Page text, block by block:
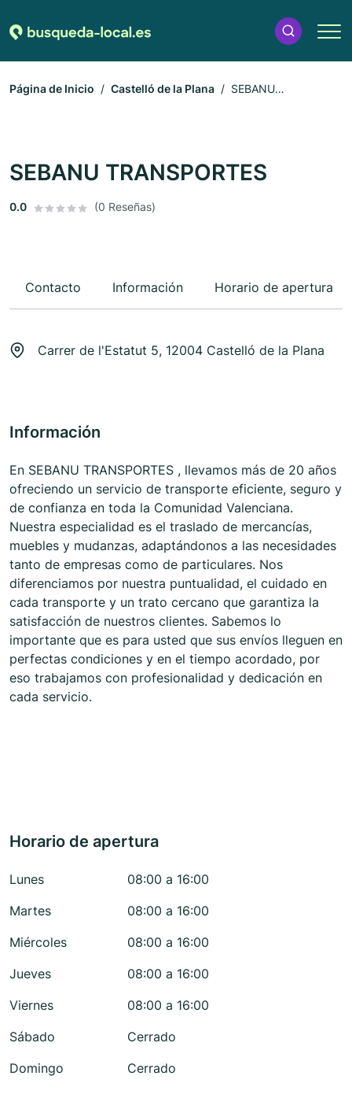
Página de Inicio Castelló de la Plana
SEBANU
SEBANU TRANSPORTES
0.0 (0 Reseñas)
Contacto Información Horario de apertura
Carrer de l'Estatut 5, 12004 Castelló de la Plana
Información
En SEBANU TRANSPORTES , llevamos más de 20 años
ofreciendo un servicio de transporte eficiente, seguro y
de confianza en toda la Comunidad Valenciana.
Nuestra especialidad es el traslado de mercancías,
muebles y mudanzas, adaptándonos a las necesidades
tanto de empresas como de particulares. Nos
diferenciamos por nuestra puntualidad, el cuidado en
cada transporte y un trato cercano que garantiza la
satisfacción de nuestros clientes. Sabemos lo
importante que es para usted que sus envíos lleguen en
perfectas condiciones y en el tiempo acordado, por
eso trabajamos con profesionalidad y dedicación en
cada servicio.
Horario de apertura
Lunes
08:00 a 16:00
Martes
08:00 a 16:00
Miércoles
08:00 a 16:00
Jueves
08:00 a 16:00
Viernes
08:00 a 16:00
Sábado
Cerrado
Domingo
Cerrado